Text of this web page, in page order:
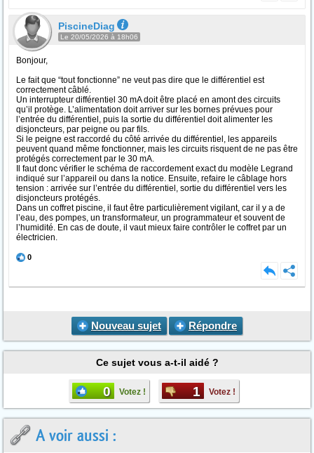
PiscineDiag
Le 20/05/2026 à 18h06
Bonjour,
Le fait que “tout fonctionne” ne veut pas dire que le différentiel est
correctement câblé.
Un interrupteur différentiel 30 mA doit être placé en amont des circuits
qu’il protège. L’alimentation doit arriver sur les bornes prévues pour
l’entrée du différentiel, puis la sortie du différentiel doit alimenter les
disjoncteurs, par peigne ou par fils.
Si le peigne est raccordé du côté arrivée du différentiel, les appareils
peuvent quand même fonctionner, mais les circuits risquent de ne pas être
protégés correctement par le 30 mA.
Il faut donc vérifier le schéma de raccordement exact du modèle Legrand
indiqué sur l’appareil ou dans la notice. Ensuite, refaire le câblage hors
tension : arrivée sur l’entrée du différentiel, sortie du différentiel vers les
disjoncteurs protégés.
Dans un coffret piscine, il faut être particulièrement vigilant, car il y a de
l’eau, des pompes, un transformateur, un programmateur et souvent de
l’humidité. En cas de doute, il vaut mieux faire contrôler le coffret par un
électricien.
0
Nouveau sujet Répondre
Ce sujet vous a-t-il aidé ?
0 Votez ! 1 Votez !
A voir aussi :